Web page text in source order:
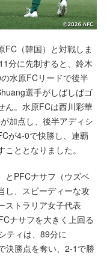
FC（韓国）と対戦しま
分に先制すると、鈴木
水原FCリードで後半
選手がしばしばゴ
ん。水原FCは西川彩華
加点し、後半アディシ
が4-0で快勝し、連覇
ととなりました。
とPFCナサフ（ウズベ
し、スピーディーな攻
ストラリア女子代表
ナサフを大きく上回る
ティは、89分に
決勝点を奪い、2-1で勝